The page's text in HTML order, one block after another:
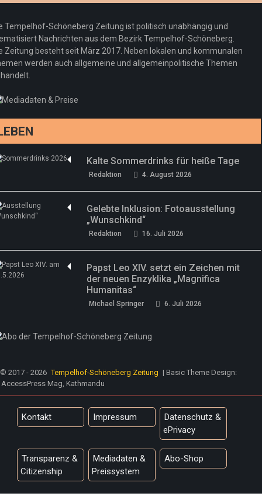
Tempelhof-Schöneberg Zeitung ist politisch unabhängig und
Nachrichten aus dem Bezirk Tempelhof-Schöneberg.
Zeitung besteht seit März 2017. Neben lokalen und kommunalen
werden auch allgemeine und allgemeinpolitische Themen
Kalte Sommerdrinks für heiße Tage
Redaktion 4. August 2026
Gelebte Inklusion: Fotoausstellung
„Wunschkind“
Redaktion 16. Juli 2026
Papst Leo XIV. setzt ein Zeichen mit
der neuen Enzyklika „Magnifica
Humanitas“
Michael Springer 6. Juli 2026
© 2017 - 2026 Tempelhof-Schöneberg Zeitung | Basic Theme Design:
AccessPress Mag, Kathmandu
Kontakt Impressum
Datenschutz &
ePrivacy
Transparenz &
Citizenship
Mediadaten &
Preissystem
Abo-Shop